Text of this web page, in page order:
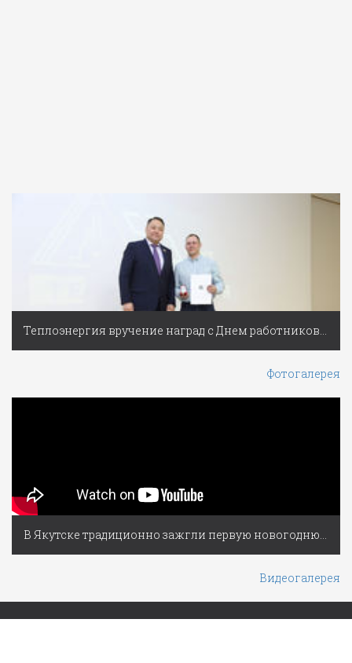
Теплоэнергия вручение наград с Днем работников ЖКХ
Фотогалерея
В Якутске традиционно зажгли первую новогоднюю ёлку России
Видеогалерея